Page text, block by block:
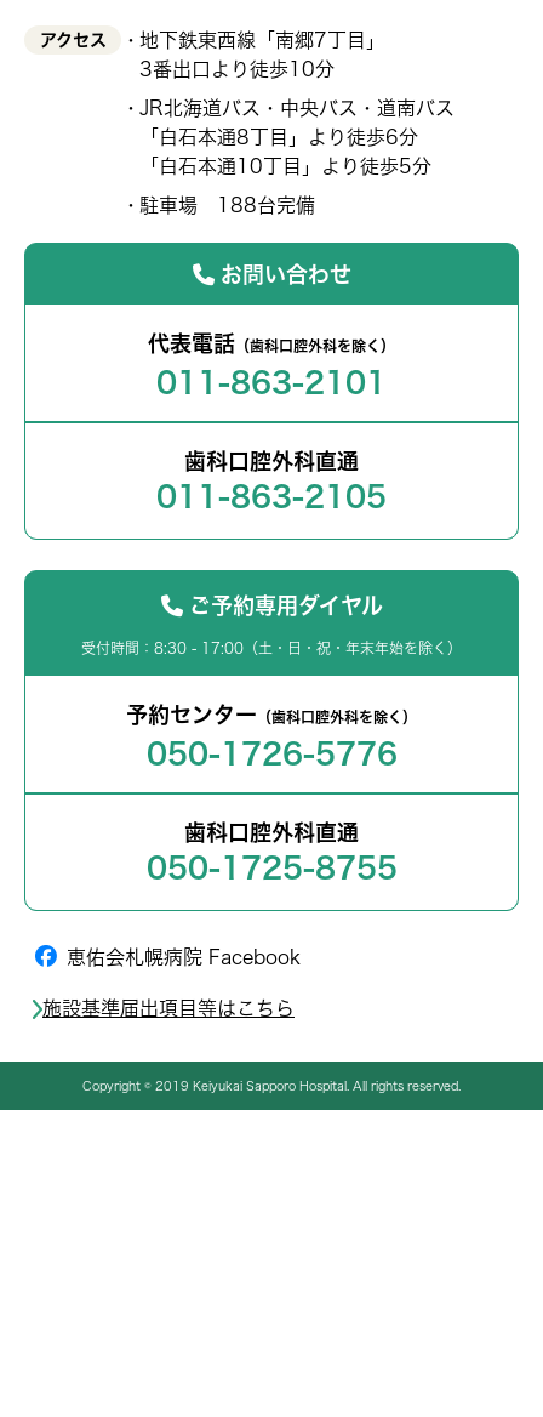
アクセス
地下鉄東西線「南郷7丁目」
3番出口より徒歩10分
JR北海道バス・中央バス・道南バス
「白石本通8丁目」より徒歩6分
「白石本通10丁目」より徒歩5分
駐車場 188台完備
お問い合わせ
代表電話 （歯科口腔外科を除く）
011-863-2101
歯科口腔外科直通
011-863-2105
ご予約専用ダイヤル
受付時間：8:30 - 17:00（土・日・祝・年末年始を除く）
予約センター （歯科口腔外科を除く）
050-1726-5776
歯科口腔外科直通
050-1725-8755
恵佑会札幌病院 Facebook
施設基準届出項目等はこちら
Copyright © 2019 Keiyukai Sapporo Hospital. All rights reserved.